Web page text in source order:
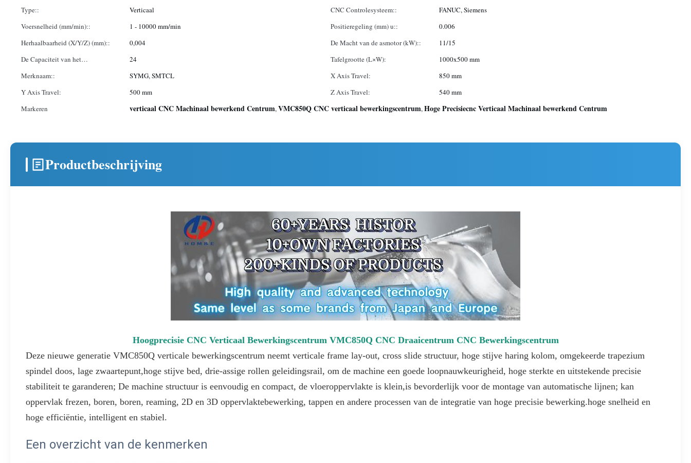
Type:: Verticaal CNC Controlesysteem::
FANUC, Siemens
Voersnelheid (mm/min)::
1 - 10000 mm/min Positieregeling (mm) u::
0.006
Herhaalbaarheid (X/Y/Z) (mm)::
0,004 De Macht van de asmotor (kW)::
11/15
De Capaciteit van het
hulpmiddeltijdschrift::
24 Tafelgrootte (L×W):
1000x500 mm
Merknaam::
SYMG, SMTCL X Axis Travel:
850 mm
Y Axis Travel:
500 mm Z Axis Travel:
540 mm
Markeren
verticaal CNC Machinaal bewerkend Centrum,VMC850Q CNC verticaal bewerkingscentrum,Hoge Precisiecnc Verticaal Machinaal bewerkend Centrum
Productbeschrijving
Hoogprecisie CNC Verticaal Bewerkingscentrum VMC850Q CNC Draaicentrum CNC Bewerkingscentrum
Deze nieuwe generatie VMC850Q verticale bewerkingscentrum neemt verticale frame lay-out, cross slide structuur, hoge stijve haring kolom, omgekeerde trapezium
spindel doos, lage zwaartepunt,hoge stijve bed, drie-assige rollen geleidingsrail, om de machine een goede loopnauwkeurigheid, hoge sterkte en uitstekende precisie
stabiliteit te garanderen; De machine structuur is eenvoudig en compact, de vloeroppervlakte is klein,is bevorderlijk voor de montage van automatische lijnen; kan
oppervlak frezen, boren, boren, reaming, 2D en 3D oppervlaktebewerking, tappen en andere processen van de integratie van hoge precisie bewerking.hoge snelheid en
hoge efficiëntie, intelligent en stabiel.
Een overzicht van de kenmerken